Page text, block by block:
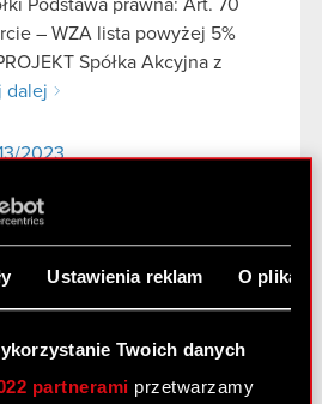
Ustawienia reklam O
Twoich danych
partnerami przetwarzamy
Podstawa prawna: Art. 70
– WZA lista powyżej 5%
Spółka Akcyjna z
dalej
2023
Spółki Podstawa prawna:
o ofercie – informacje